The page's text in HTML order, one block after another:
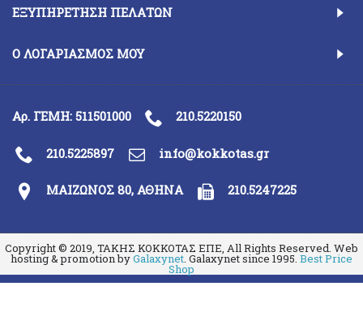
ΕΞΥΠΗΡΈΤΗΣΗ ΠΕΛΑΤΏΝ
Ο ΛΟΓΑΡΙΑΣΜΌΣ ΜΟΥ
Αρ. ΓΕΜΗ: 511501000 210.5220150
210.5225897 info@kokkotas.gr
ΜΑΙΖΩΝΟΣ 80, ΑΘΗΝΑ 210.5247225
Copyright © 2019, ΤΑΚΗΣ ΚΟΚΚΟΤΑΣ ΕΠΕ, All Rights Reserved. Web
hosting & promotion byGalaxynet. Galaxynet since 1995. Best Price
Shop